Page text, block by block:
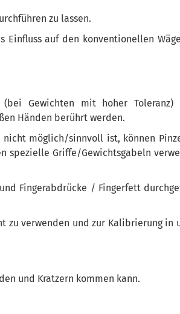
zu lassen.
auf den konventionellen
(bei Gewichten mit hoher Toleranz)
Händen berührt werden.
nicht möglich/sinnvoll ist, können
spezielle Griffe/Gewichtsgabeln
Fingerabdrücke / Fingerfett
zu verwenden und zur Kalibrierung in
und Kratzern kommen kann.